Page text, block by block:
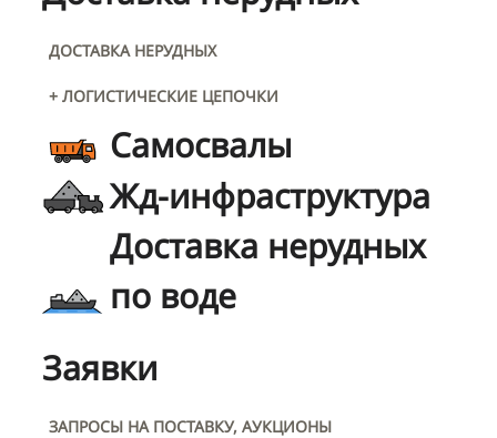
ДОСТАВКА НЕРУДНЫХ
+ ЛОГИСТИЧЕСКИЕ ЦЕПОЧКИ
Самосвалы
Жд-инфраструктура
Доставка нерудных
по воде
Заявки
ЗАПРОСЫ НА ПОСТАВКУ, АУКЦИОНЫ